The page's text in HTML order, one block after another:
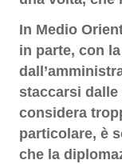
In Medio
in parte, con
staccarsi dalle
considera
particolare, è
che la